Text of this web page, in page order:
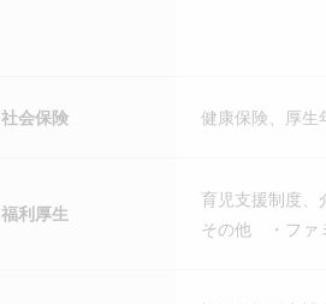
社会保険 健康保険、厚生
福利厚生
育児支援制度、
その他 ・ファ